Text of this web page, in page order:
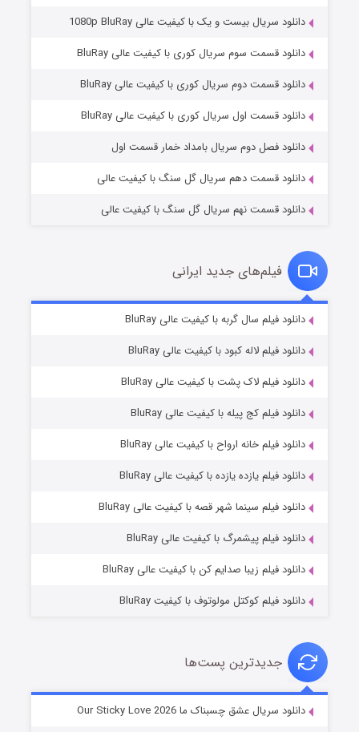
وستی ها
قسمت۱ (زیرنویس) منتشر شد
قسمت۶ (زیرنویس) منتشر شد
شوهر
دانلود سریال بیست و یک با کیفیت عالی 1080p BluRay
دانلود قسمت سوم سریال کوری با کیفیت عالی BluRay
دانلود قسمت دوم سریال کوری با کیفیت عالی BluRay
دانلود قسمت اول سریال کوری با کیفیت عالی BluRay
دانلود فصل دوم سریال بامداد خمار قسمت اول
دانلود قسمت دهم سریال گل سنگ با کیفیت عالی
دانلود قسمت نهم سریال گل سنگ با کیفیت عالی
فیلم‌های جدید ایرانی
دانلود فیلم سال گربه با کیفیت عالی BluRay
دانلود فیلم لاله کبود با کیفیت عالی BluRay
دانلود فیلم لاک پشت با کیفیت عالی BluRay
دانلود فیلم کج‌ پیله با کیفیت عالی BluRay
دانلود فیلم خانه ارواح با کیفیت عالی BluRay
دانلود فیلم یازده یازده با کیفیت عالی BluRay
دانلود فیلم سینما شهر قصه با کیفیت عالی BluRay
دانلود فیلم پیشمرگ با کیفیت عالی BluRay
دانلود فیلم زیبا صدایم کن با کیفیت عالی BluRay
دانلود فیلم کوکتل مولوتوف با کیفیت BluRay
جدیدترین پست‌ها
دانلود سریال عشق چسبناک ما Our Sticky Love 2026